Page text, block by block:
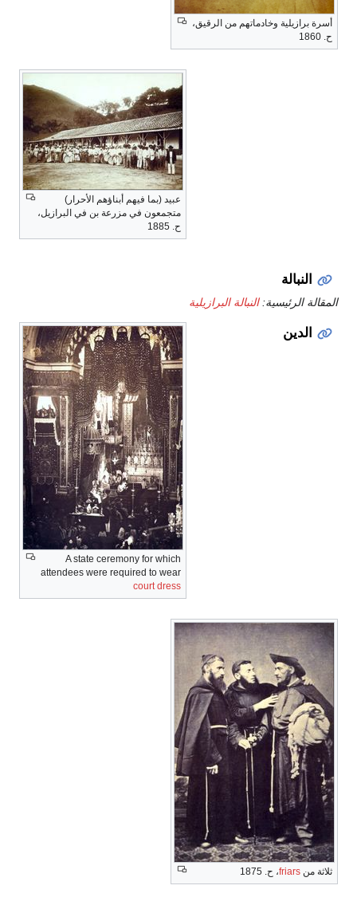
أسرة برازيلية وخادماتهم من الرقيق،
ح. 1860
عبيد (بما فيهم أبناؤهم الأحرار)
متجمعون في مزرعة بن في البرازيل،
ح. 1885
النبالة
المقالة الرئيسية:النبالة البرازيلية
A state ceremony for which
attendees were required to wear
court dress
الدين
ثلاثة من friars، ح. 1875